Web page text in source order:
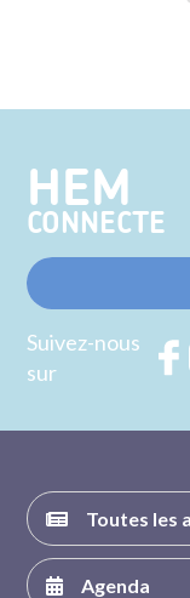
HEM
CONNECTE
Suivez-nous
sur
Toutes les
Agenda